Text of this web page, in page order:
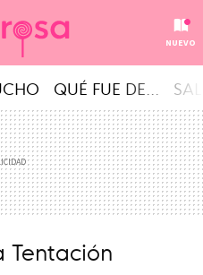
NUEVO
QUÉ FUE DE...
Tentación